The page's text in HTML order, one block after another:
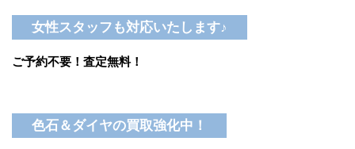
女性スタッフも対応いたします♪
ご予約不要！査定無料！
色石＆ダイヤの買取強化中！